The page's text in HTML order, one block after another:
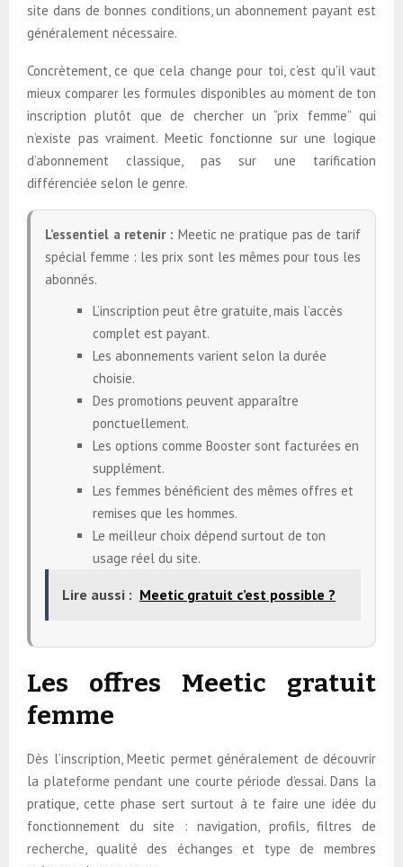
site dans de bonnes conditions, un abonnement payant est
généralement nécessaire.
Concrètement, ce que cela change pour toi, c’est qu’il vaut
mieux comparer les formules disponibles au moment de ton
inscription plutôt que de chercher un “prix femme” qui
n’existe pas vraiment. Meetic fonctionne sur une logique
d’abonnement classique, pas sur une tarification
différenciée selon le genre.
L’essentiel a retenir : Meetic ne pratique pas de tarif
spécial femme : les prix sont les mêmes pour tous les
abonnés.
L’inscription peut être gratuite, mais l’accès
complet est payant.
Les abonnements varient selon la durée
choisie.
Des promotions peuvent apparaître
ponctuellement.
Les options comme Booster sont facturées en
supplément.
Les femmes bénéficient des mêmes offres et
remises que les hommes.
Le meilleur choix dépend surtout de ton
usage réel du site.
Lire aussi : Meetic gratuit c’est possible ?
Les offres Meetic gratuit
femme
Dès l’inscription, Meetic permet généralement de découvrir
la plateforme pendant une courte période d’essai. Dans la
pratique, cette phase sert surtout à te faire une idée du
fonctionnement du site : navigation, profils, filtres de
recherche, qualité des échanges et type de membres